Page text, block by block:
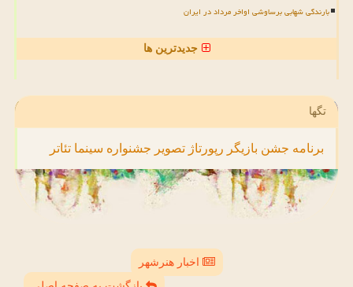
بارندگی شهابی برساوشی اواخر مرداد در ایران
جدیدترین ها
تگها
برنامه جشن بازیگر رپورتاژ تصویر جشنواره سینما تئاتر
اخبار هنرشهر